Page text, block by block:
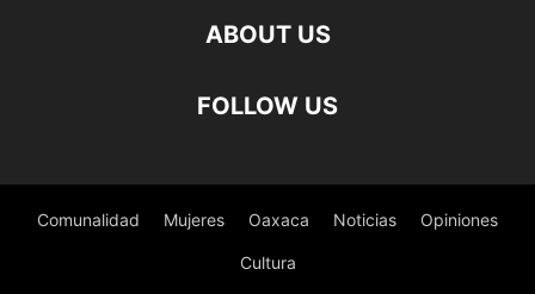
ABOUT US
FOLLOW US
Comunalidad Mujeres Oaxaca Noticias Opiniones
Cultura